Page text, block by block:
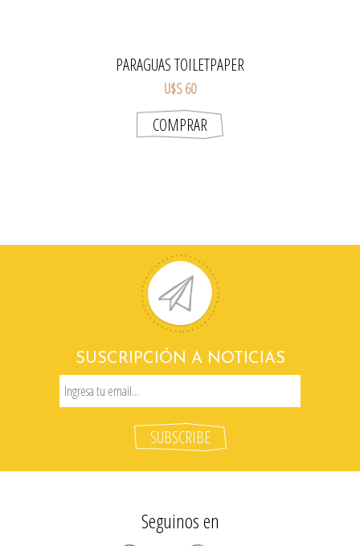
PARAGUAS TOILETPAPER
U$S 60
SUSCRIPCIÓN A NOTICIAS
Seguinos en